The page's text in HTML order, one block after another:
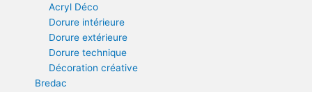
Acryl Déco
Dorure intérieure
Dorure extérieure
Dorure technique
Décoration créative
Bredac